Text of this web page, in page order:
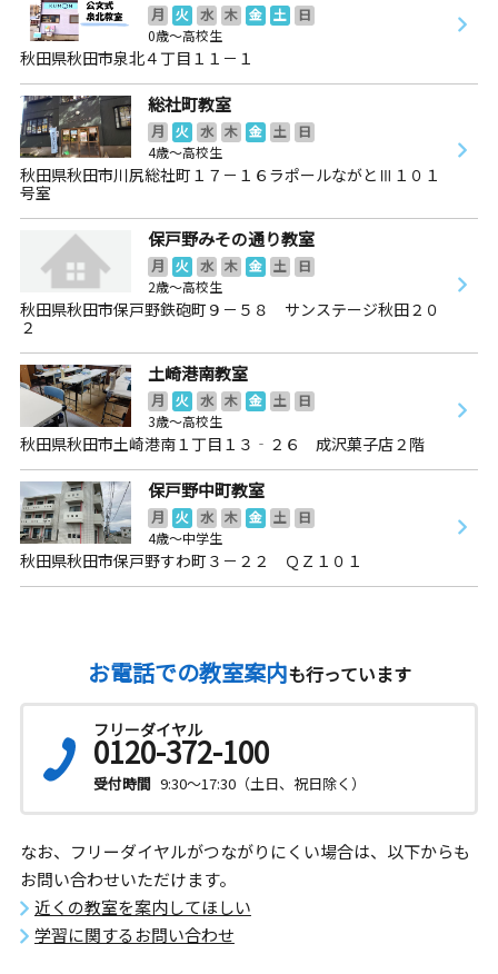
月 火 水 木 金 土
日
0歳～高校生
秋田県秋田市泉北４丁目１１－１
総社町教室
月 火 水 木 金 土
日
4歳～高校生
秋田県秋田市川尻総社町１７－１６ラポールながとⅢ１０１
号室
保戸野みその通り教室
月 火 水 木 金 土
日
2歳～高校生
秋田県秋田市保戸野鉄砲町９－５８ サンステージ秋田２０
２
土崎港南教室
月 火 水 木 金 土
日
3歳～高校生
秋田県秋田市土崎港南１丁目１３‐２６ 成沢菓子店２階
保戸野中町教室
月 火 水 木 金 土
日
4歳～中学生
秋田県秋田市保戸野すわ町３－２２ ＱＺ１０１
お電話での教室案内も行っています
フリーダイヤル
0120-372-100
受付時間 9:30～17:30（土日、祝日除く）
なお、フリーダイヤルがつながりにくい場合は、以下からも
お問い合わせいただけます。
近くの教室を案内してほしい
学習に関するお問い合わせ